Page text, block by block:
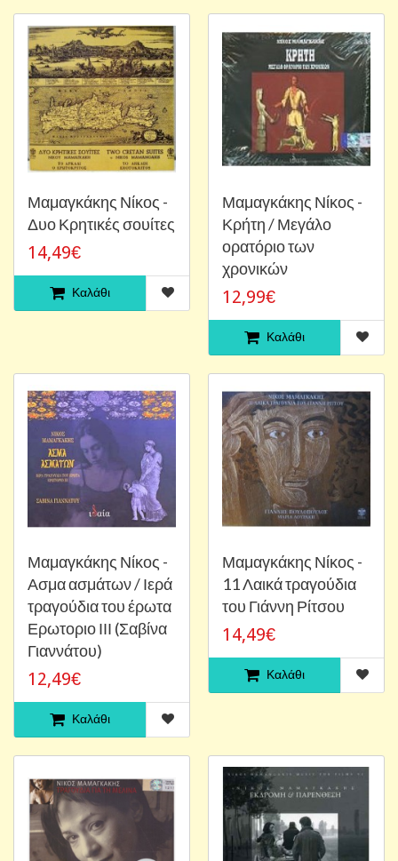
Μαμαγκάκης Νίκος -
Δυο Κρητικές σουίτες
14,49€
Καλάθι
Μαμαγκάκης Νίκος -
Κρήτη / Μεγάλο
ορατόριο των
χρονικών
12,99€
Καλάθι
Μαμαγκάκης Νίκος -
Ασμα ασμάτων / Ιερά
τραγούδια του έρωτα
Ερωτοριο ΙΙΙ (Σαβίνα
Γιαννάτου)
12,49€
Καλάθι
Μαμαγκάκης Νίκος -
11 Λαικά τραγούδια
του Γιάννη Ρίτσου
14,49€
Καλάθι